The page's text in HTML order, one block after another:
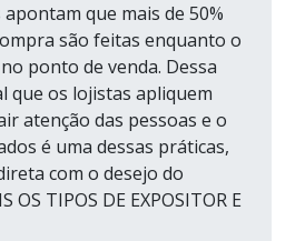
que mais de 50%
são feitas enquanto o
ponto de venda. Dessa
que os lojistas apliquem
atenção das pessoas e o
é uma dessas práticas,
com o desejo do
OS TIPOS DE EXPOSITOR E